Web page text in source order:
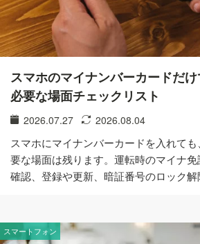
スマホのマイナンバーカードだ
必要な場面チェックリスト
2026.07.27 2026.08.04
スマホにマイナンバーカードを入れて
要な場面は残ります。運転時のマイナ
確認、登録や更新、暗証番号のロック
スマートフォン